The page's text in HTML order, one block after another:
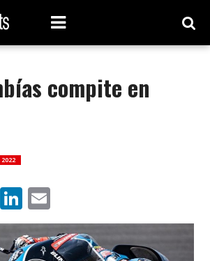
compite en
2022
LinkedIn
Email